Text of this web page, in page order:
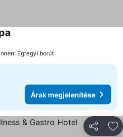
Egregyi borút
Árak megjelenítése